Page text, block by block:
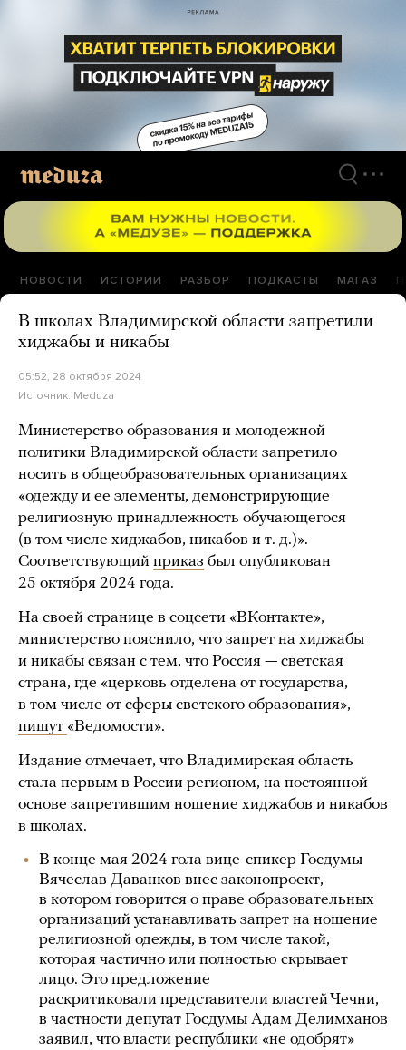
материалам
НОВОСТИ ИСТОРИИ РАЗБОР ПОДКАСТЫ МАГАЗ
В школах Владимирской области запретили
хиджабы и никабы
05:52, 28 октября 2024
Источник: Meduza
Министерство образования и молодежной
политики Владимирской области запретило
носить в общеобразовательных организациях
«одежду и ее элементы, демонстрирующие
религиозную принадлежность обучающегося
(в том числе хиджабов, никабов и т. д.)».
Соответствующий приказ был опубликован
25 октября 2024 года.
На своей странице в соцсети «ВКонтакте»,
министерство пояснило, что запрет на хиджабы
и никабы связан с тем, что Россия — светская
страна, где «церковь отделена от государства,
в том числе от сферы светского образования»,
пишут «Ведомости».
Издание отмечает, что Владимирская область
стала первым в России регионом, на постоянной
основе запретившим ношение хиджабов и никабов
в школах.
В конце мая 2024 гола вице-спикер Госдумы
Вячеслав Даванков внес законопроект,
в котором говорится о праве образовательных
организаций устанавливать запрет на ношение
религиозной одежды, в том числе такой,
которая частично или полностью скрывает
лицо. Это предложение
раскритиковали представители властей Чечни,
в частности депутат Госдумы Адам Делимханов
заявил, что власти республики «не одобрят»